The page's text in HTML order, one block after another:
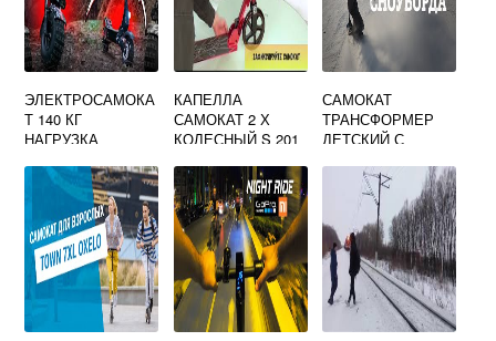
ЭЛЕКТРОСАМОКА
Т 140 КГ
НАГРУЗКА
КАПЕЛЛА
САМОКАТ 2 Х
КОЛЕСНЫЙ S 201
САМОКАТ
ТРАНСФОРМЕР
ДЕТСКИЙ С